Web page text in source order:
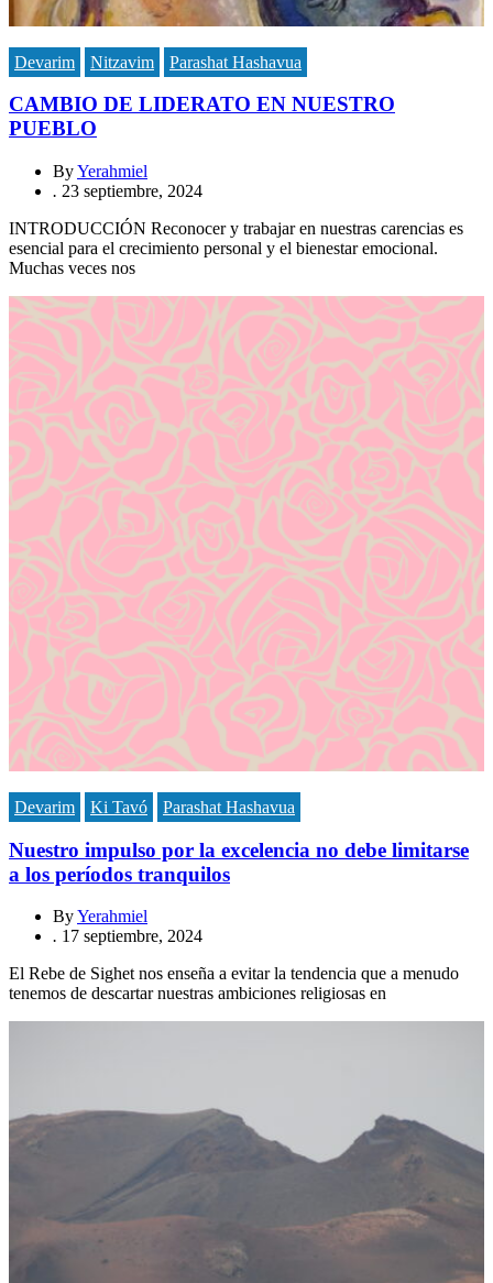
Devarim Nitzavim Parashat Hashavua
CAMBIO DE LIDERATO EN NUESTRO
PUEBLO
ByYerahmiel
. 23 septiembre, 2024
INTRODUCCIÓN Reconocer y trabajar en nuestras carencias es
esencial para el crecimiento personal y el bienestar emocional.
Muchas veces nos
Devarim Ki Tavó Parashat Hashavua
Nuestro impulso por la excelencia no debe limitarse
a los períodos tranquilos
ByYerahmiel
. 17 septiembre, 2024
El Rebe de Sighet nos enseña a evitar la tendencia que a menudo
tenemos de descartar nuestras ambiciones religiosas en